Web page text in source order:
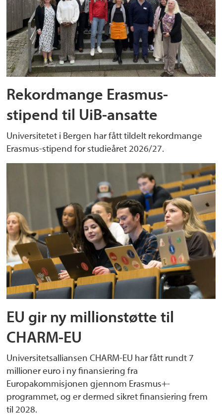
Rekordmange Erasmus-
stipend til UiB-ansatte
Universitetet i Bergen har fått tildelt rekordmange
Erasmus-stipend for studieåret 2026/27.
EU gir ny millionstøtte til
CHARM-EU
Universitetsalliansen CHARM-EU har fått rundt 7
millioner euro i ny finansiering fra
Europakommisjonen gjennom Erasmus+-
programmet, og er dermed sikret finansiering frem
til 2028.